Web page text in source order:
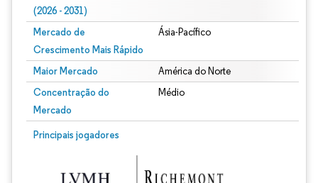
(2026 - 2031)
Mercado de
Crescimento Mais Rápido
Ásia-Pacífico
Maior Mercado América do Norte
Concentração do
Mercado
Médio
Principais jogadores
Imagem © Mordor Intelligence. O reuso requer atribuição conforme CC BY 4.0.